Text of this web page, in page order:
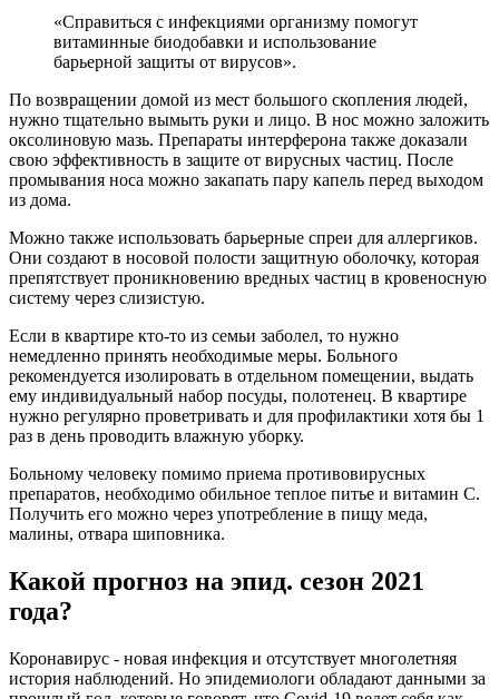
«Справиться с инфекциями организму помогут
витаминные биодобавки и использование
барьерной защиты от вирусов».
По возвращении домой из мест большого скопления людей,
нужно тщательно вымыть руки и лицо. В нос можно заложить
оксолиновую мазь. Препараты интерферона также доказали
свою эффективность в защите от вирусных частиц. После
промывания носа можно закапать пару капель перед выходом
из дома.
Можно также использовать барьерные спреи для аллергиков.
Они создают в носовой полости защитную оболочку, которая
препятствует проникновению вредных частиц в кровеносную
систему через слизистую.
Если в квартире кто-то из семьи заболел, то нужно
немедленно принять необходимые меры. Больного
рекомендуется изолировать в отдельном помещении, выдать
ему индивидуальный набор посуды, полотенец. В квартире
нужно регулярно проветривать и для профилактики хотя бы 1
раз в день проводить влажную уборку.
Больному человеку помимо приема противовирусных
препаратов, необходимо обильное теплое питье и витамин С.
Получить его можно через употребление в пищу меда,
малины, отвара шиповника.
Какой прогноз на эпид. сезон 2021
года?
Коронавирус - новая инфекция и отсутствует многолетняя
история наблюдений. Но эпидемиологи обладают данными за